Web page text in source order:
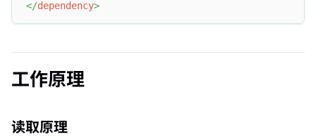
</dependency>
工作原理
读取原理